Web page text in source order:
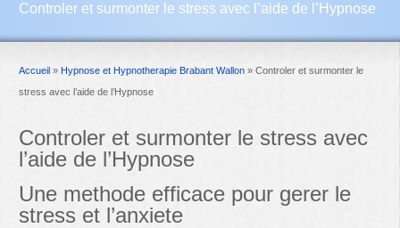
Controler et surmonter le stress avec l’aide de l’Hypnose
Accueil » Hypnose et Hypnotherapie Brabant Wallon » Controler et surmonter le
stress avec l’aide de l’Hypnose
Controler et surmonter le stress avec
l’aide de l’Hypnose
Une methode efficace pour gerer le
stress et l’anxiete